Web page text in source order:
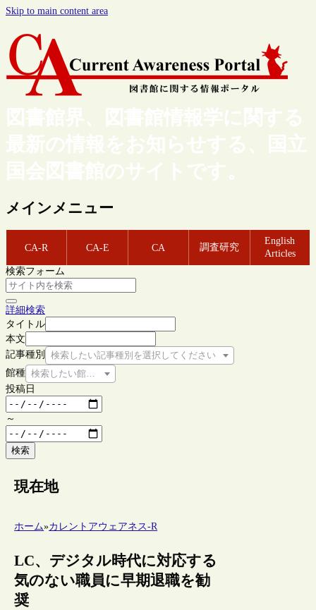
Skip to main content area
図書館界、図書館情報学に関する
最新の情報をお知らせする、国立
国会図書館のサイトです。
メインメニュー
CA-R CA-E CA 調査研究
English
Articles
検索フォーム
詳細検索
タイトル
本文
記事種別
検索したい記事種別を選択してください
館種 検索したい館種を選択してください
投稿日
～
検索
現在地
ホーム»カレントアウェアネス-R
LC、デジタル時代に対応する
気のない職員に早期退職を勧
奨